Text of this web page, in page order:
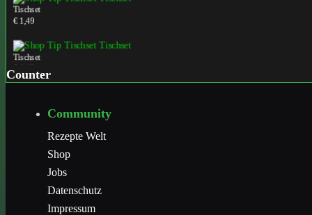
Tischset
€ 1,49
Tischset
€ 1,49
Counter
Community
Rezepte Welt
Shop
Jobs
Datenschutz
Impressum